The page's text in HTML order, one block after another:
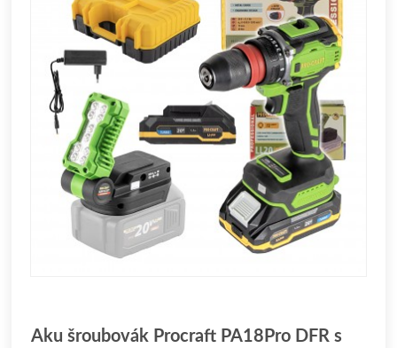
Aku šroubovák Procraft PA18Pro DFR s